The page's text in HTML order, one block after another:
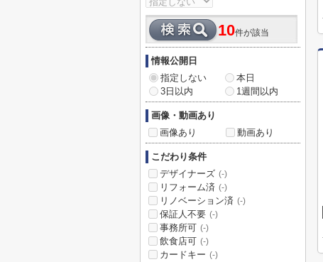
10件が該当
情報公開日
指定しない
本日
3日以内
1週間以内
画像・動画あり
画像あり
動画あり
こだわり条件
デザイナーズ (-)
リフォーム済 (-)
リノベーション済 (-)
保証人不要 (-)
事務所可 (-)
飲食店可 (-)
カードキー (-)